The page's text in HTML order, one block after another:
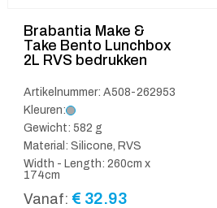
Brabantia Make &
Take Bento Lunchbox
2L RVS bedrukken
Artikelnummer: A508-262953
Kleuren:
Gewicht: 582 g
Material: Silicone, RVS
Width - Length: 260cm x
174cm
Vanaf: € 32.93